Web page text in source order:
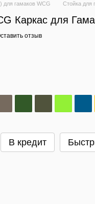
для гамаков WCG Стойка для
Каркас для
отзыв
В кредит